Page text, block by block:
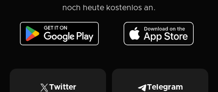
noch heute kostenlos an.
Twitter Telegram